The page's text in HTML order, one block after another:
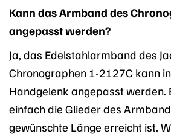
Kann das Armband des
angepasst werden?
Ja, das Edelstahlarmband des
Chronographen 1-2127C kann
Handgelenk angepasst werden.
einfach die Glieder des
gewünschte Länge erreicht ist.